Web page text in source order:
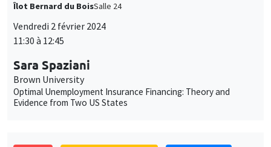
Îlot Bernard du BoisSalle 24
Vendredi 2 février 2024
11:30 à 12:45
Sara Spaziani
Brown University
Optimal Unemployment Insurance Financing: Theory and
Evidence from Two US States